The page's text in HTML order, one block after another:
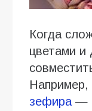
Когда
цветами и
Например,
зефира—